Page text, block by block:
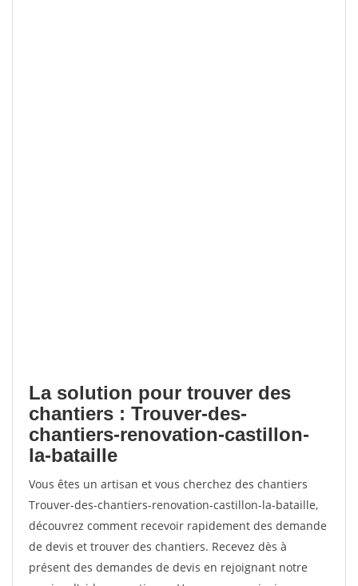
La solution pour trouver des
chantiers : Trouver-des-
chantiers-renovation-castillon-
la-bataille
Vous êtes un artisan et vous cherchez des chantiers
Trouver-des-chantiers-renovation-castillon-la-bataille,
découvrez comment recevoir rapidement des demande
de devis et trouver des chantiers. Recevez dès à
présent des demandes de devis en rejoignant notre